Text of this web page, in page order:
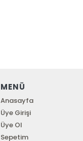
MENÜ
Anasayfa
Üye Girişi
Üye Ol
Sepetim